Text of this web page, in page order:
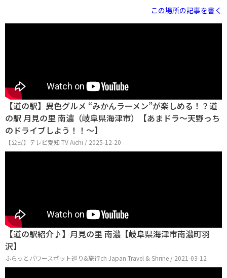
この場所の記事を書く
【道の駅】異色グルメ “みかんラーメン”が楽しめる！？道
の駅 月見の里 南濃（岐阜県海津市）【あまドラ～天野っち
のドライブしよう！！～】
【公式】テレビ愛知 TV Aichi / 2025-12-20
【道の駅紹介♪】月見の里 南濃【岐阜県海津市南濃町羽
沢】
ふらっとパワースポット巡り&旅行ch Japan Travel & Shrine / 2021-03-12